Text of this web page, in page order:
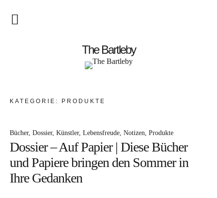
The Bartleby
Startseite
About
Menschen
Atelierbesuch
Literatur
Papier & Stift
KATEGORIE: PRODUKTE
Bücher Dossier Künstler Lebensfreude Notizen Produkte
Dossier – Auf Papier | Diese Bücher
und Papiere bringen den Sommer in
Ihre Gedanken